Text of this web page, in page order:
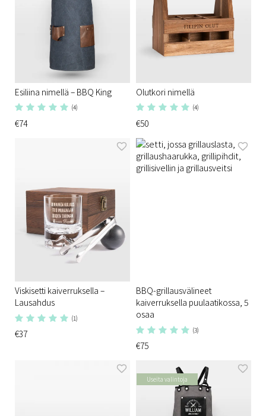
Esiliina nimellä – BBQ King
(4)
€74
Olutkori nimellä
(4)
€50
Viskisetti kaiverruksella –
Lausahdus
(1)
€37
BBQ-grillausvälineet
kaiverruksella puulaatikossa, 5
osaa
(3)
€75
Useita valintoja